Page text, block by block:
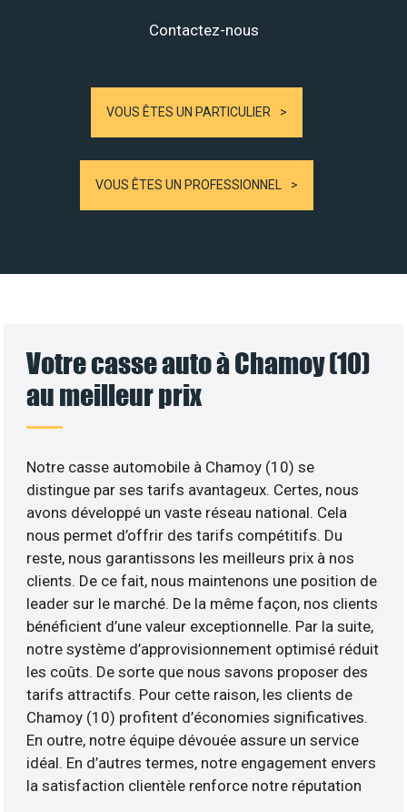
Contactez-nous
VOUS ÊTES UN PARTICULIER
VOUS ÊTES UN PROFESSIONNEL
Votre casse auto à Chamoy (10)
au meilleur prix
Notre casse automobile à Chamoy (10) se
distingue par ses tarifs avantageux. Certes, nous
avons développé un vaste réseau national. Cela
nous permet d’offrir des tarifs compétitifs. Du
reste, nous garantissons les meilleurs prix à nos
clients. De ce fait, nous maintenons une position de
leader sur le marché. De la même façon, nos clients
bénéficient d’une valeur exceptionnelle. Par la suite,
notre système d’approvisionnement optimisé réduit
les coûts. De sorte que nous savons proposer des
tarifs attractifs. Pour cette raison, les clients de
Chamoy (10) profitent d’économies significatives.
En outre, notre équipe dévouée assure un service
idéal. En d’autres termes, notre engagement envers
la satisfaction clientèle renforce notre réputation